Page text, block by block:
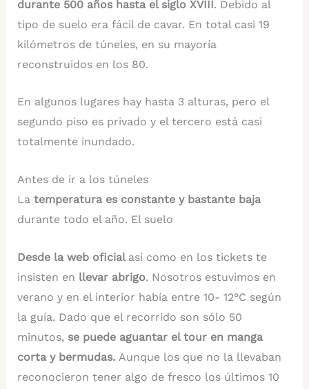
durante 500 años hasta el siglo XVIII. Debido al
tipo de suelo era fácil de cavar. En total casi 19
kilómetros de túneles, en su mayoría
reconstruidos en los 80.
En algunos lugares hay hasta 3 alturas, pero el
segundo piso es privado y el tercero está casi
totalmente inundado.
Antes de ir a los túneles
La temperatura es constante y bastante baja
durante todo el año. El suelo
Desde la web oficial así como en los tickets te
insisten en llevar abrigo. Nosotros estuvimos en
verano y en el interior había entre 10- 12°C según
la guía. Dado que el recorrido son sólo 50
minutos, se puede aguantar el tour en manga
corta y bermudas. Aunque los que no la llevaban
reconocieron tener algo de fresco los últimos 10